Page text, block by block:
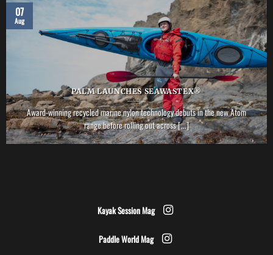
PALM LAUNCHES SEAWASTEX®
Award-winning recycled marine nylon technology debuts in the new Atom
range before rolling out across [...]
07
Aug
Kayak Session Mag
Paddle World Mag